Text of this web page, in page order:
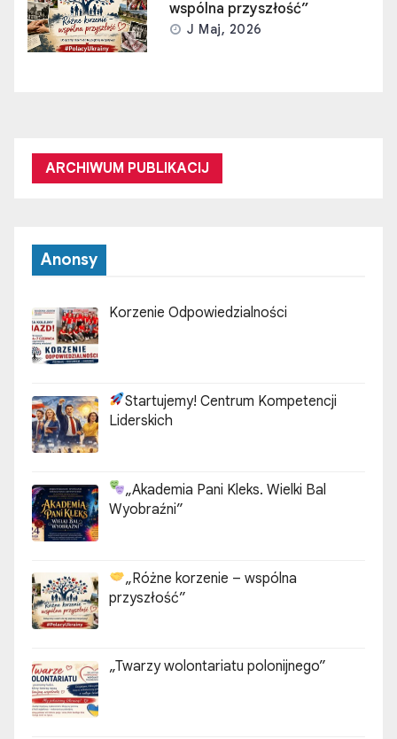
wspólna przyszłość”
J Maj, 2026
ARCHIWUM PUBLIKACIJ
Anonsy
Korzenie Odpowiedzialności
Startujemy! Centrum Kompetencji
Liderskich
„Akademia Pani Kleks. Wielki Bal
Wyobraźni”
„Różne korzenie – wspólna
przyszłość”
„Twarzy wolontariatu polonijnego”